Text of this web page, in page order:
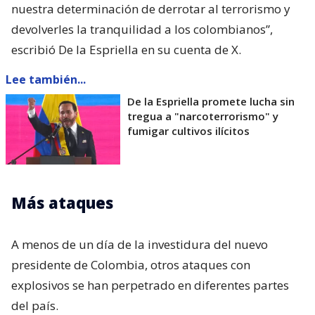
nuestra determinación de derrotar al terrorismo y
devolverles la tranquilidad a los colombianos”,
escribió De la Espriella en su cuenta de X.
Lee también...
De la Espriella promete lucha sin
tregua a "narcoterrorismo" y
fumigar cultivos ilícitos
Más ataques
A menos de un día de la investidura del nuevo
presidente de Colombia, otros ataques con
explosivos se han perpetrado en diferentes partes
del país.